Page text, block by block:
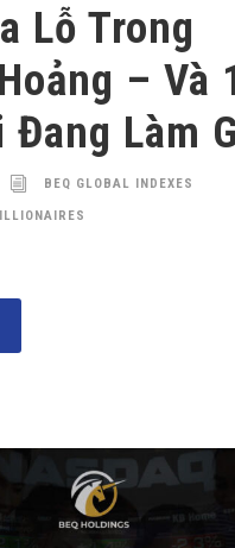
Lỗ Trong
– Và
Đang Làm
BEQ GLOBAL INDEXES